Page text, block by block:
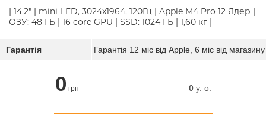
| 14,2" | mini-LED, 3024x1964, 120Гц | Apple M4 Pro 12 Ядер |
ОЗУ: 48 ГБ | 16 core GPU | SSD: 1024 ГБ | 1,60 кг |
Гарантія Гарантія 12 міс від Apple, 6 міс від магазину
0 грн 0y. о.